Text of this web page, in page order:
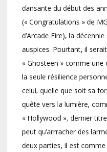
dansante du début des
(« Congratulations » de
d’Arcade Fire), la
auspices. Pourtant, il
« Ghosteen » comme
la seule résilience
celui, quelle que soit sa
quête vers la lumière,
« Hollywood », dernier
peut qu’arrracher des
deux parties, il est